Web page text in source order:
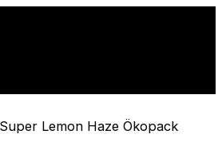
Lemon Haze Ökopack